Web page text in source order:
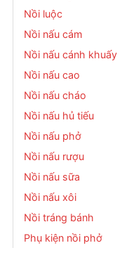
Nồi luộc
Nồi nấu cám
Nồi nấu cánh khuấy
Nồi nấu cao
Nồi nấu cháo
Nồi nấu hủ tiếu
Nồi nấu phở
Nồi nấu rượu
Nồi nấu sữa
Nồi nấu xôi
Nồi tráng bánh
Phụ kiện nồi phở